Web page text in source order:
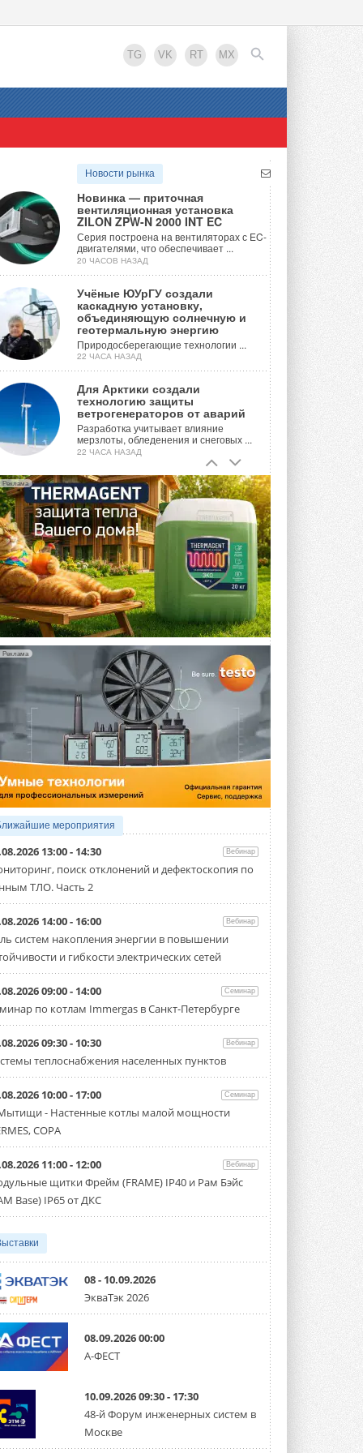
TG VK RT MX
EN
Новости рынка
Новинка — приточная
вентиляционная установка
ZILON ZPW-N 2000 INT EC
Серия построена на вентиляторах с EC-
двигателями, что обеспечивает ...
20 ЧАСОВ НАЗАД
Учёные ЮУрГУ создали
каскадную установку,
объединяющую солнечную и
геотермальную энергию
Природосберегающие технологии ...
22 ЧАСА НАЗАД
Для Арктики создали
технологию защиты
ветрогенераторов от аварий
Разработка учитывает влияние
мерзлоты, обледенения и снеговых ...
22 ЧАСА НАЗАД
Гибридный тепловой насос PV/T
с одним общим испарителем
Исследователи предложили
конструкцию двухисточникового ...
ВЧЕРА
21-й ежегодный форум
«ЦОД-2026»
Мероприятие пройдет 2-3 сентября в
отеле Radisson Slavyanskaya. Форум
посетит более двух тысяч участников ...
ВЧЕРА
Китайская Shenling представила
линейку тепловых насосов
«воздух-вода» на R290
Серия ThermaX R290 All-In-One
включает три модели ...
4 АВГУСТА 2026
Тепловые насосы в связке с
солнечной генерацией и
накопителем снижают
потребление на 60%
Исследователи из Италии установили ...
4 АВГУСТА 2026
«РУСКЛИМАТ Fest 2026» в Уфе
собрал свыше 700 профи
климатической отрасли
Организатором выступил торгово-
производственный холдинг ...
«Датарк» испытал модульный
ЦОД с плотностью 54 кВт на
стойку
Испытания прошли на собственной
производственной площадке и были ...
3 АВГУСТА 2026
Samsung выпускает VRF-
систему DVM на R32
производительностью от 22,4 до 56 кВт.
Суммарная длина трубопроводов ...
итоги конкурса студенческих
проектов «ТИМ-лидеры 2026»
Новый сезон конкурса «ТИМ-лидеры»
стартует уже в сентябре 2026 года ...
3 АВГУСТА 2026
партнёрство за Уралом
Президент Омского землячества в
Москве Михаил Тимошенко посетил
Омск с трёхдневным рабочим визитом ...
31 ИЮЛЯ 2026
Carrier модернизирует
флагманский чиллер AquaEdge
работающую на хладагенте R1234ze ...
31 ИЮЛЯ 2026
Mitsubishi расширяет
Реклама
Реклама
мероприятия
13:00 - 14:30 Вебинар
поиск отклонений и дефектоскопия по
ТЛО. Часть 2
14:00 - 16:00 Вебинар
систем накопления энергии в повышении
и гибкости электрических сетей
09:00 - 14:00 Семинар
по котлам Immergas в Санкт-Петербурге
09:30 - 10:30 Вебинар
теплоснабжения населенных пунктов
10:00 - 17:00 Семинар
- Настенные котлы малой мощности
COPA
11:00 - 12:00 Вебинар
щитки Фрейм (FRAME) IP40 и Рам Бэйс
Base) IP65 от ДКС
08 - 10.09.2026
ЭкваТэк 2026
08.09.2026 00:00
А-ФЕСТ
10.09.2026 09:30 - 17:30
48-й Форум инженерных систем в
Москве